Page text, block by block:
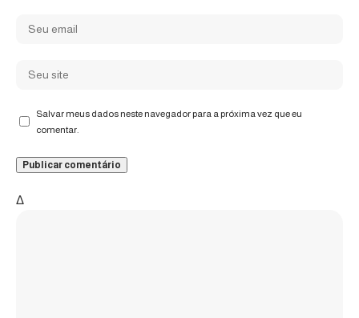
Salvar meus dados neste navegador para a próxima vez que eu
comentar.
Δ